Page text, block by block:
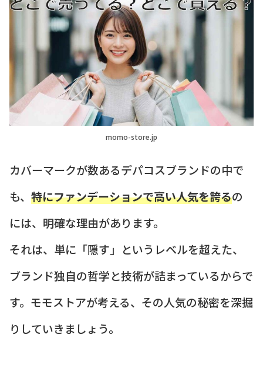
momo-store.jp
カバーマークが数あるデパコスブランドの中で
も、 特にファンデーションで高い人気を誇るの
には、明確な理由があります。
それは、単に「隠す」というレベルを超えた、
ブランド独自の哲学と技術が詰まっているからで
す。モモストアが考える、その人気の秘密を深掘
りしていきましょう。